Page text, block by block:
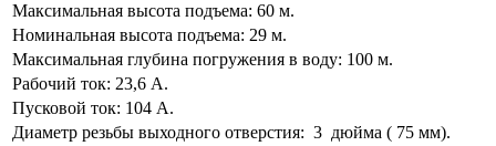
Максимальная высота подъема: 60 м.
Номинальная высота подъема: 29 м.
Максимальная глубина погружения в воду: 100 м.
Рабочий ток: 23,6 А.
Пусковой ток: 104 А.
Диаметр резьбы выходного отверстия: 3 дюйма ( 75 мм).